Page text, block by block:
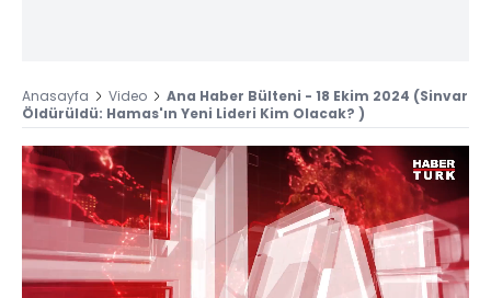
Anasayfa Video
Ana Haber Bülteni - 18 Ekim 2024 (Sinvar
Öldürüldü: Hamas'ın Yeni Lideri Kim Olacak? )